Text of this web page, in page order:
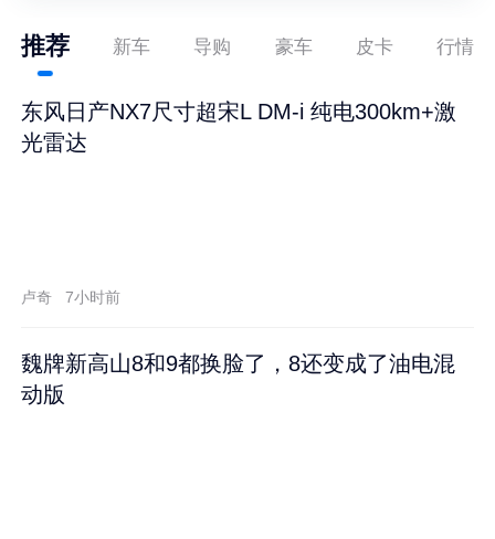
推荐 新车 导购 豪车 皮卡 行情
东风日产NX7尺寸超宋L DM-i 纯电300km+激
光雷达
卢奇 7小时前
魏牌新高山8和9都换脸了，8还变成了油电混
动版